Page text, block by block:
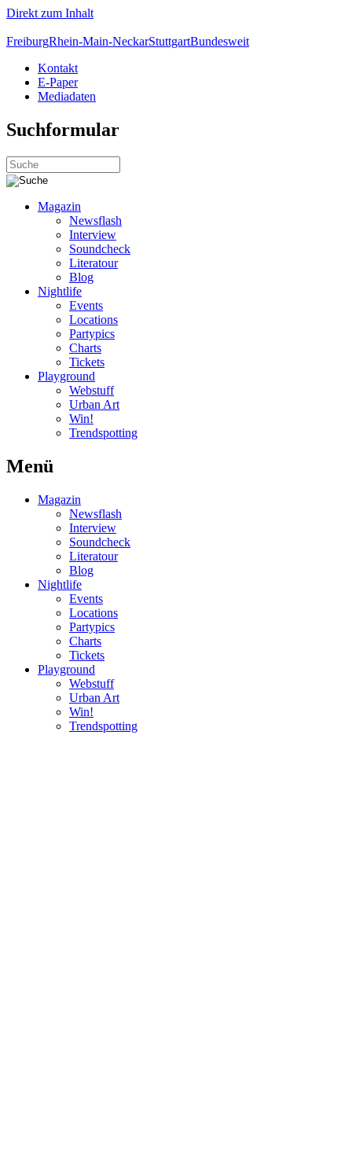
Direkt zum Inhalt
FreiburgRhein-Main-NeckarStuttgartBundesweit
Kontakt
E-Paper
Mediadaten
Suchformular
Magazin
Newsflash
Interview
Soundcheck
Literatour
Blog
Nightlife
Events
Locations
Partypics
Charts
Tickets
Playground
Webstuff
Urban Art
Win!
Trendspotting
Menü
Magazin
Newsflash
Interview
Soundcheck
Literatour
Blog
Nightlife
Events
Locations
Partypics
Charts
Tickets
Playground
Webstuff
Urban Art
Win!
Trendspotting